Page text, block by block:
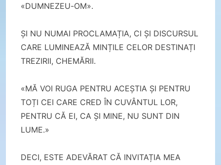
«DUMNEZEU-OM».
ȘI NU NUMAI PROCLAMAȚIA, CI ȘI DISCURSUL
CARE LUMINEAZĂ MINȚILE CELOR DESTINAȚI
TREZIRII, CHEMĂRII.
«MĂ VOI RUGA PENTRU ACEȘTIA ȘI PENTRU
TOȚI CEI CARE CRED ÎN CUVÂNTUL LOR,
PENTRU CĂ EI, CA ȘI MINE, NU SUNT DIN
LUME.»
DECI, ESTE ADEVĂRAT CĂ INVITAȚIA MEA